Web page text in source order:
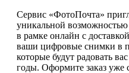
Сервис «ФотоПочта»
уникальной возможностью
в рамке онлайн с
ваши цифровые снимки в
которые будут радовать
годы. Оформите заказ уже